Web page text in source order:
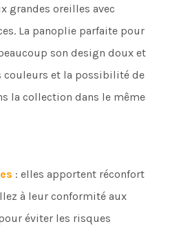
grandes oreilles avec
La panoplie parfaite pour
son design doux et
couleurs et la possibilité de
la collection dans le même
: elles apportent réconfort
à leur conformité aux
éviter les risques